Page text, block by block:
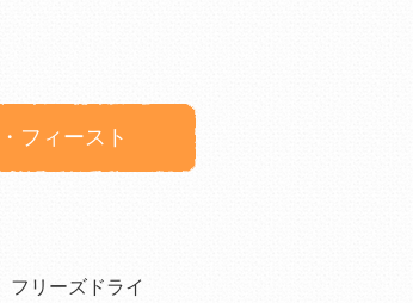
フィースト
フリーズドライ